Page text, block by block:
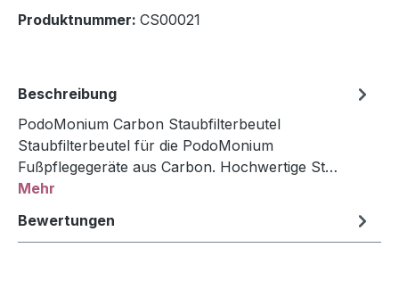
Produktnummer: CS00021
Beschreibung
PodoMonium Carbon Staubfilterbeutel
Staubfilterbeutel für die PodoMonium
Fußpflegegeräte aus Carbon. Hochwertige St…
Mehr
Bewertungen